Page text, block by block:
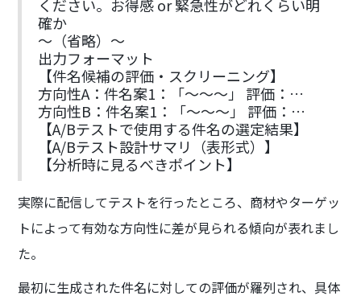
ください。お得感 or 緊急性がどれくらい明
確か
〜（省略）〜
出力フォーマット
【件名候補の評価・スクリーニング】
方向性A：件名案1：「〜〜〜」 評価：…
方向性B：件名案1：「〜〜〜」 評価：…
【A/Bテストで使用する件名の選定結果】
【A/Bテスト設計サマリ（表形式）】
【分析時に見るべきポイント】
実際に配信してテストを行ったところ、商材やターゲッ
トによって有効な方向性に差が見られる傾向が表れまし
た。
最初に生成された件名に対しての評価が羅列され、具体